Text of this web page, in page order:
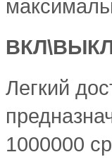
Легкий
1000000